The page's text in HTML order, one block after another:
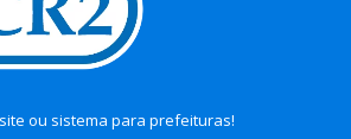
ou sistema para prefeituras!